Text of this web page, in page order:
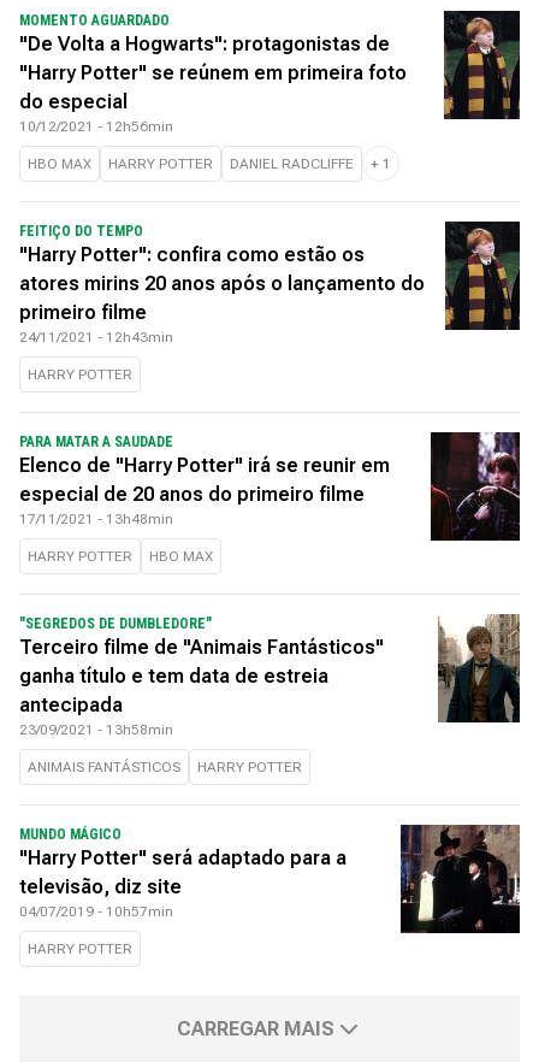
MOMENTO AGUARDADO
"De Volta a Hogwarts": protagonistas de
"Harry Potter" se reúnem em primeira foto
do especial
10/12/2021 - 12h56min
HBO MAX HARRY POTTER DANIEL RADCLIFFE + 1
FEITIÇO DO TEMPO
"Harry Potter": confira como estão os
atores mirins 20 anos após o lançamento do
primeiro filme
24/11/2021 - 12h43min
HARRY POTTER
PARA MATAR A SAUDADE
Elenco de "Harry Potter" irá se reunir em
especial de 20 anos do primeiro filme
17/11/2021 - 13h48min
HARRY POTTER HBO MAX
"SEGREDOS DE DUMBLEDORE"
Terceiro filme de "Animais Fantásticos"
ganha título e tem data de estreia
antecipada
23/09/2021 - 13h58min
ANIMAIS FANTÁSTICOS HARRY POTTER
MUNDO MÁGICO
"Harry Potter" será adaptado para a
televisão, diz site
04/07/2019 - 10h57min
HARRY POTTER
CARREGAR MAIS